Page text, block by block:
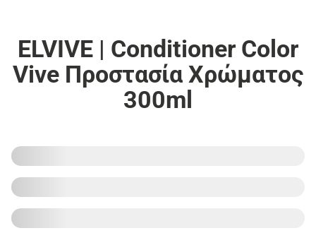
ELVIVE | Conditioner Color
Vive Προστασία Χρώματος
300ml